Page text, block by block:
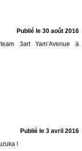
Publié le 30 août 2016
3art Yam’Avenue à
Publié le 3 avril 2016
!